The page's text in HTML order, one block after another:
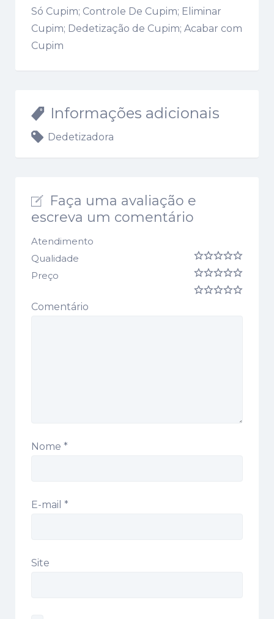
Só Cupim; Controle De Cupim; Eliminar
Cupim; Dedetização de Cupim; Acabar com
Cupim
Informações adicionais
Dedetizadora
Faça uma avaliação e
escreva um comentário
Atendimento
Qualidade
Preço
Comentário
Nome *
E-mail *
Site